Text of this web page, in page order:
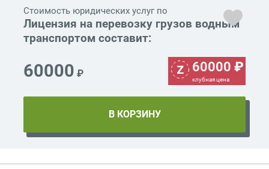
Стоимость юридических услуг по
Лицензия на перевозку грузов водным
транспортом составит:
60000 ₽ 60000 ₽
клубная цена